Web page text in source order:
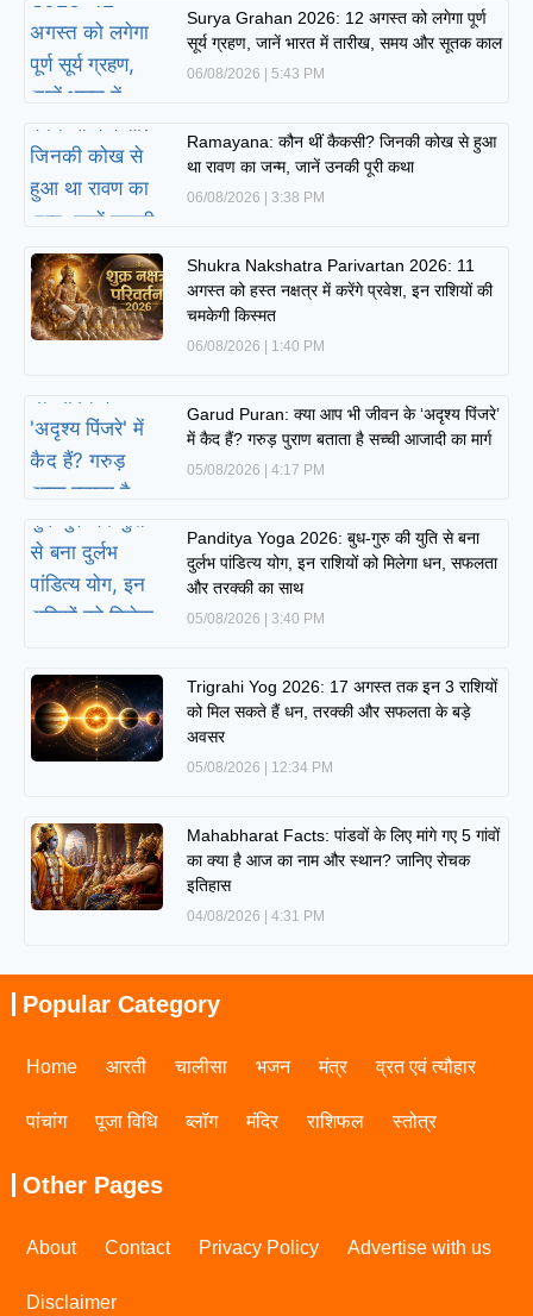
Surya Grahan 2026: 12 अगस्त को लगेगा पूर्ण
सूर्य ग्रहण, जानें भारत में तारीख, समय और सूतक काल
06/08/2026 5:43 PM
Ramayana: कौन थीं कैकसी? जिनकी कोख से हुआ
था रावण का जन्म, जानें उनकी पूरी कथा
06/08/2026 3:38 PM
Shukra Nakshatra Parivartan 2026: 11
अगस्त को हस्त नक्षत्र में करेंगे प्रवेश, इन राशियों की
चमकेगी किस्मत
06/08/2026 1:40 PM
Garud Puran: क्या आप भी जीवन के ‘अदृश्य पिंजरे’
में कैद हैं? गरुड़ पुराण बताता है सच्ची आजादी का मार्ग
05/08/2026 4:17 PM
Panditya Yoga 2026: बुध-गुरु की युति से बना
दुर्लभ पांडित्य योग, इन राशियों को मिलेगा धन, सफलता
और तरक्की का साथ
05/08/2026 3:40 PM
Trigrahi Yog 2026: 17 अगस्त तक इन 3 राशियों
को मिल सकते हैं धन, तरक्की और सफलता के बड़े
अवसर
05/08/2026 12:34 PM
Mahabharat Facts: पांडवों के लिए मांगे गए 5 गांवों
का क्या है आज का नाम और स्थान? जानिए रोचक
इतिहास
04/08/2026 4:31 PM
Popular Category
Home आरती चालीसा भजन मंत्र व्रत एवं त्यौहार
पांचांग पूजा विधि ब्लॉग मंदिर राशिफल स्तोत्र
Other Pages
About Contact Privacy Policy Advertise with us
Disclaimer